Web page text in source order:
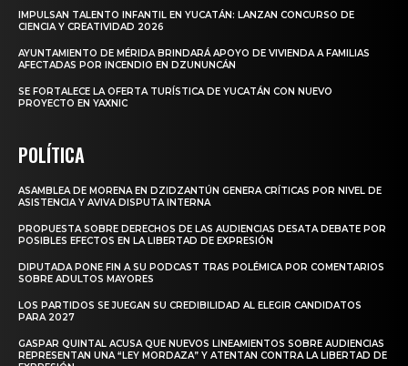
IMPULSAN TALENTO INFANTIL EN YUCATÁN: LANZAN CONCURSO DE
CIENCIA Y CREATIVIDAD 2026
AYUNTAMIENTO DE MÉRIDA BRINDARÁ APOYO DE VIVIENDA A FAMILIAS
AFECTADAS POR INCENDIO EN DZUNUNCÁN
SE FORTALECE LA OFERTA TURÍSTICA DE YUCATÁN CON NUEVO
PROYECTO EN YAXNIC
POLÍTICA
ASAMBLEA DE MORENA EN DZIDZANTÚN GENERA CRÍTICAS POR NIVEL DE
ASISTENCIA Y AVIVA DISPUTA INTERNA
PROPUESTA SOBRE DERECHOS DE LAS AUDIENCIAS DESATA DEBATE POR
POSIBLES EFECTOS EN LA LIBERTAD DE EXPRESIÓN
DIPUTADA PONE FIN A SU PODCAST TRAS POLÉMICA POR COMENTARIOS
SOBRE ADULTOS MAYORES
LOS PARTIDOS SE JUEGAN SU CREDIBILIDAD AL ELEGIR CANDIDATOS
PARA 2027
GASPAR QUINTAL ACUSA QUE NUEVOS LINEAMIENTOS SOBRE AUDIENCIAS
REPRESENTAN UNA “LEY MORDAZA” Y ATENTAN CONTRA LA LIBERTAD DE